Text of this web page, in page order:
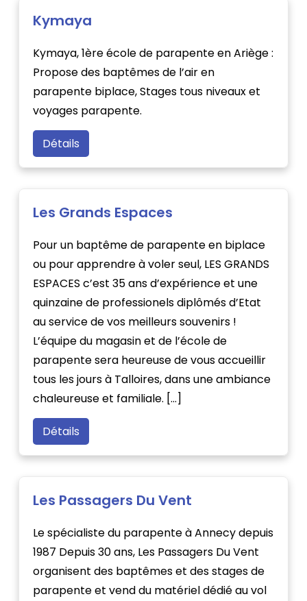
Kymaya
Kymaya, 1ère école de parapente en Ariège :
Propose des baptêmes de l’air en
parapente biplace, Stages tous niveaux et
voyages parapente.
Détails
Les Grands Espaces
Pour un baptême de parapente en biplace
ou pour apprendre à voler seul, LES GRANDS
ESPACES c’est 35 ans d’expérience et une
quinzaine de professionels diplômés d’Etat
au service de vos meilleurs souvenirs !
L’équipe du magasin et de l’école de
parapente sera heureuse de vous accueillir
tous les jours à Talloires, dans une ambiance
chaleureuse et familiale. […]
Détails
Les Passagers Du Vent
Le spécialiste du parapente à Annecy depuis
1987 Depuis 30 ans, Les Passagers Du Vent
organisent des baptêmes et des stages de
parapente et vend du matériel dédié au vol